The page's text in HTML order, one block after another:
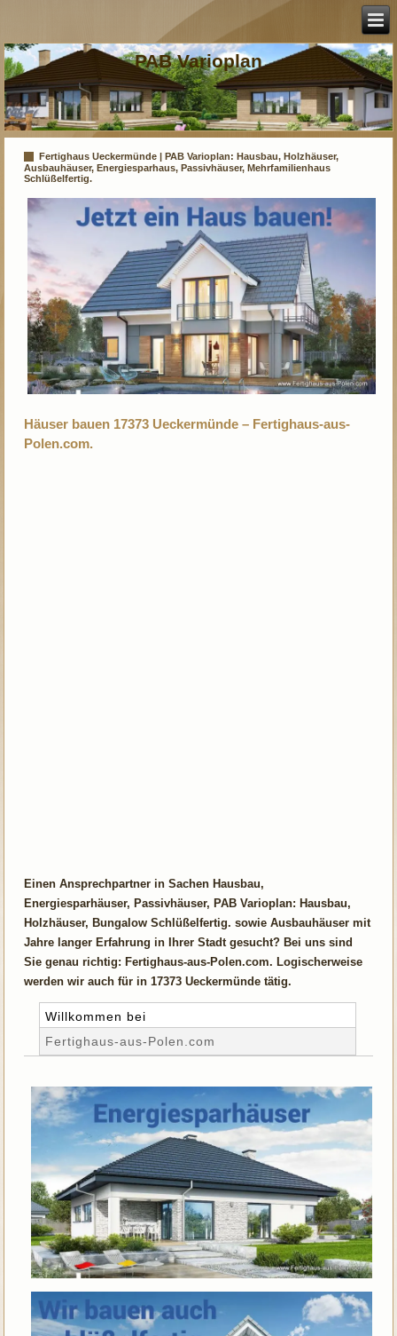
PAB Varioplan
Fertighaus Ueckermünde | PAB Varioplan: Hausbau, Holzhäuser,
Ausbauhäuser, Energiesparhaus, Passivhäuser, Mehrfamilienhaus
Schlüßelfertig.
Häuser bauen 17373 Ueckermünde – Fertighaus-aus-
Polen.com.
Einen Ansprechpartner in Sachen Hausbau,
Energiesparhäuser, Passivhäuser, PAB Varioplan: Hausbau,
Holzhäuser, Bungalow Schlüßelfertig. sowie Ausbauhäuser mit
Jahre langer Erfahrung in Ihrer Stadt gesucht? Bei uns sind
Sie genau richtig: Fertighaus-aus-Polen.com. Logischerweise
werden wir auch für in 17373 Ueckermünde tätig.
Willkommen bei
Fertighaus-aus-Polen.com